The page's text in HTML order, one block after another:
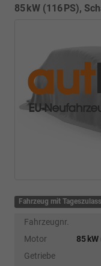
85 kW (116 PS),
Fahrzeug mit
Fahrzeugnr.
Motor
85
Getriebe